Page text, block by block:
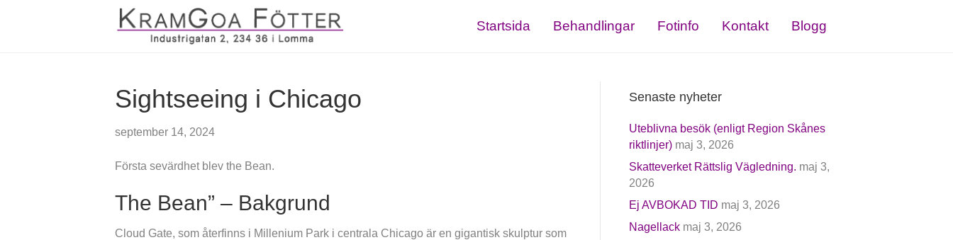
Startsida Behandlingar Fotinfo Kontakt Blogg
Sightseeing i Chicago
september 14, 2024
Första sevärdhet blev the Bean.
The Bean” – Bakgrund
Cloud Gate, som återfinns i Millenium Park i centrala Chicago är en gigantisk skulptur som
Senaste nyheter
Uteblivna besök (enligt Region Skånes
riktlinjer) maj 3, 2026
Skatteverket Rättslig Vägledning. maj 3,
2026
Ej AVBOKAD TID maj 3, 2026
Nagellack maj 3, 2026